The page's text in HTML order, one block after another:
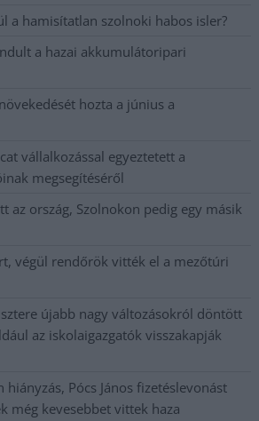
a hamisítatlan szolnoki habos isler?
a hazai akkumulátoripari
hozta a június a
vállalkozással egyeztetett a
megsegítéséről
az ország, Szolnokon pedig egy másik
végül rendőrök vitték el a mezőtúri
újabb nagy változásokról döntött
az iskolaigazgatók visszakapják
hiányzás, Pócs János fizetéslevonást
még kevesebbet vittek haza